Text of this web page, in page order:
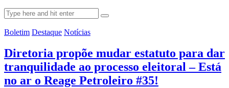
Boletim Destaque Notícias
Diretoria propõe mudar estatuto para dar
tranquilidade ao processo eleitoral – Está
no ar o Reage Petroleiro #35!